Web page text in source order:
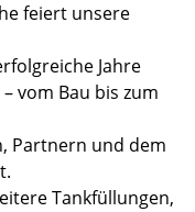
feiert unsere
Jahre
vom Bau bis zum
Partnern und dem
Tankfüllungen,